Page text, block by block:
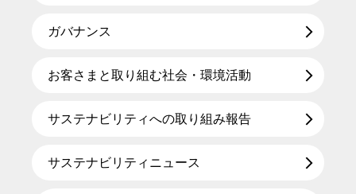
ガバナンス
お客さまと取り組む社会・環境活動
サステナビリティへの取り組み報告
サステナビリティニュース